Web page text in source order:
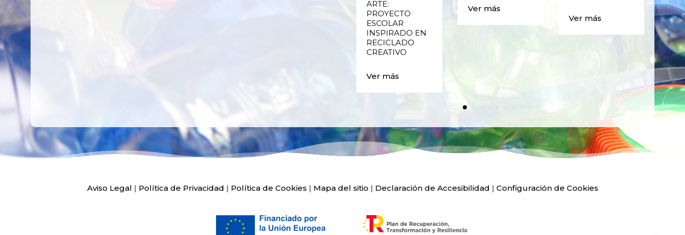
ARTE:
PROYECTO
ESCOLAR
INSPIRADO EN
RECICLADO
CREATIVO
Ver más
Ver más
Ver más
Aviso Legal | Política de Privacidad | Política de Cookies | Mapa del sitio | Declaración de Accesibilidad | Configuración de Cookies